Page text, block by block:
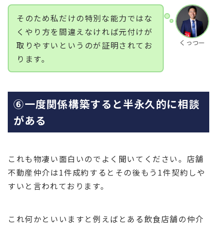
くっつー
そのため私だけの特別な能力ではな
くやり方を間違えなければ元付けが
取りやすいというのが証明されてお
ります。
⑥一度関係構築すると半永久的に相談
がある
これも物凄い面白いのでよく聞いてください。店舗
不動産仲介は1件成約するとその後もう1件契約しや
すいと言われております。
これ何かといいますと例えばとある飲食店舗の仲介